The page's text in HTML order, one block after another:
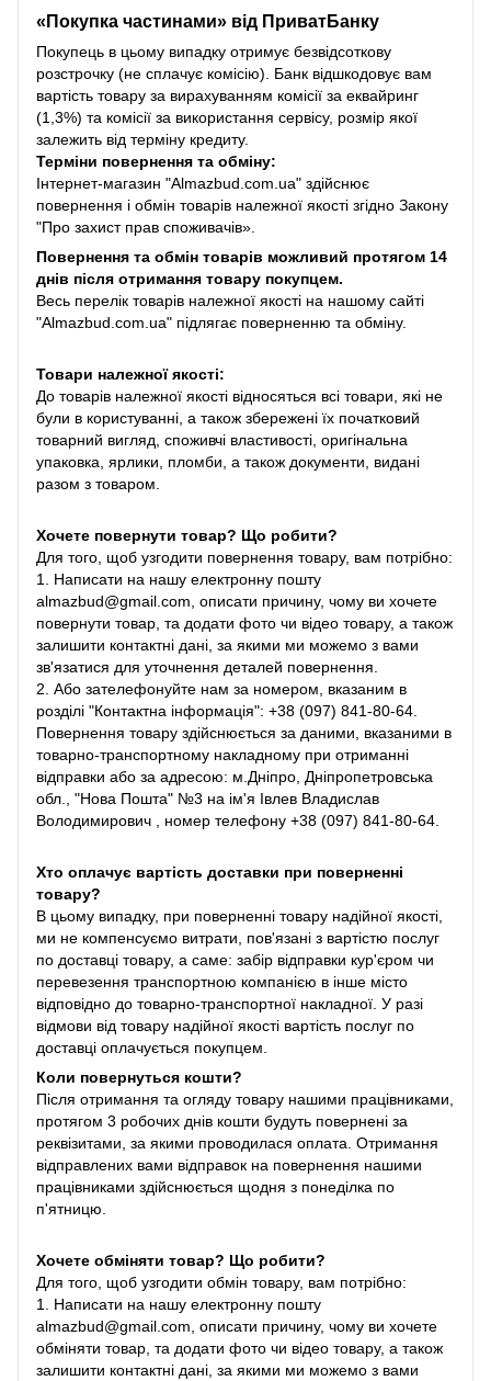
«Покупка частинами» від ПриватБанку
Покупець в цьому випадку отримує безвідсоткову
розстрочку (не сплачує комісію). Банк відшкодовує вам
вартість товару за вирахуванням комісії за еквайринг
(1,3%) та комісії за використання сервісу, розмір якої
залежить від терміну кредиту.
Терміни повернення та обміну:
Інтернет-магазин "Almazbud.com.ua" здійснює
повернення і обмін товарів належної якості згідно Закону
"Про захист прав споживачів».
Повернення та обмін товарів можливий протягом 14
днів після отримання товару покупцем.
Весь перелік товарів належної якості на нашому сайті
"Almazbud.com.ua" підлягає поверненню та обміну.
Товари належної якості:
До товарів належної якості відносяться всі товари, які не
були в користуванні, а також збережені їх початковий
товарний вигляд, споживчі властивості, оригінальна
упаковка, ярлики, пломби, а також документи, видані
разом з товаром.
Хочете повернути товар? Що робити?
Для того, щоб узгодити повернення товару, вам потрібно:
1. Написати на нашу електронну пошту
almazbud@gmail.com, описати причину, чому ви хочете
повернути товар, та додати фото чи відео товару, а також
залишити контактні дані, за якими ми можемо з вами
зв'язатися для уточнення деталей повернення.
2. Або зателефонуйте нам за номером, вказаним в
розділі "Контактна інформація": +38 (097) 841-80-64.
Повернення товару здійснюється за даними, вказаними в
товарно-транспортному накладному при отриманні
відправки або за адресою: м.Дніпро, Дніпропетровська
обл., "Нова Пошта" №3 на ім'я Івлев Владислав
Володимирович , номер телефону +38 (097) 841-80-64.
Хто оплачує вартість доставки при поверненні
товару?
В цьому випадку, при поверненні товару надійної якості,
ми не компенсуємо витрати, пов'язані з вартістю послуг
по доставці товару, а саме: забір відправки кур'єром чи
перевезення транспортною компанією в інше місто
відповідно до товарно-транспортної накладної. У разі
відмови від товару надійної якості вартість послуг по
доставці оплачується покупцем.
Коли повернуться кошти?
Після отримання та огляду товару нашими працівниками,
протягом 3 робочих днів кошти будуть повернені за
реквізитами, за якими проводилася оплата. Отримання
відправлених вами відправок на повернення нашими
працівниками здійснюється щодня з понеділка по
п'ятницю.
Хочете обміняти товар? Що робити?
Для того, щоб узгодити обмін товару, вам потрібно:
1. Написати на нашу електронну пошту
almazbud@gmail.com, описати причину, чому ви хочете
обміняти товар, та додати фото чи відео товару, а також
залишити контактні дані, за якими ми можемо з вами